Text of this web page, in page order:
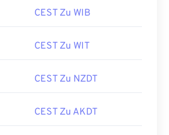
CEST Zu WIB
CEST Zu WIT
CEST Zu NZDT
CEST Zu AKDT